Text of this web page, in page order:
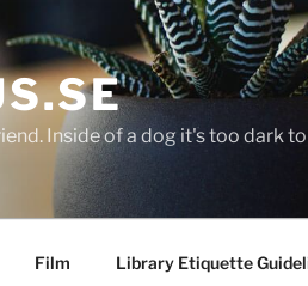
Inside of a dog it's too dark
Film Library Etiquette